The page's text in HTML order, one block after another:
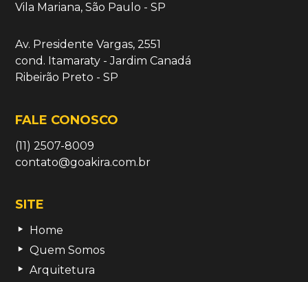
Vila Mariana, São Paulo - SP
Av. Presidente Vargas, 2551
cond. Itamaraty - Jardim Canadá
Ribeirão Preto - SP
FALE CONOSCO
(11) 2507-8009
contato@goakira.com.br
SITE
Home
Quem Somos
Arquitetura